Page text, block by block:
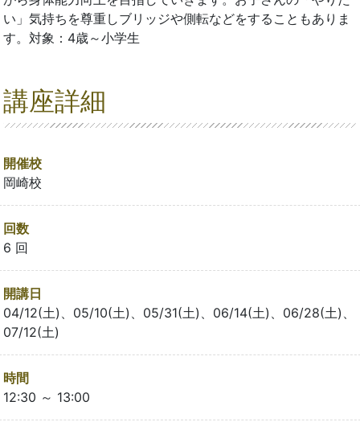
い」気持ちを尊重しブリッジや側転などをすることもありま
す。対象：4歳～小学生
講座詳細
開催校
岡崎校
回数
6 回
開講日
04/12(土)、05/10(土)、05/31(土)、06/14(土)、06/28(土)、
07/12(土)
時間
12:30 ～ 13:00